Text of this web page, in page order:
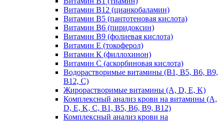
Витамин В12 (цианкобаламин)
Витамин В5 (пантотеновая кислота)
Витамин В6 (пиридоксин)
Витамин В9 (фолиевая кислота)
Витамин Е (токоферол)
Витамин К (филлохинон)
Витамин С (аскорбиновая кислота)
Водорастворимые витамины (B1, B5, B6, В9,
В12, С)
Жирорастворимые витамины (A, D, E, K)
Комплексный анализ крови на витамины (A,
D, E, K, C, B1, B5, B6, В9, B12)
Комплексный анализ крови на